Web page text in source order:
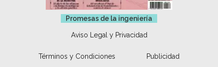
Promesas de la ingeniería
Aviso Legal y Privacidad
Términos y Condiciones Publicidad